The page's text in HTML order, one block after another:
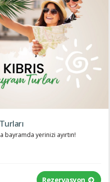
bayramda yerinizi ayırtın!
Rezervasyon